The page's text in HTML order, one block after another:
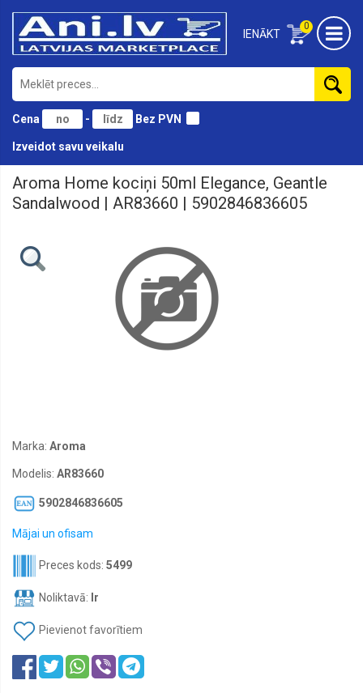
0
IENĀKT
Cena - Bez PVN
Izveidot savu veikalu
Aizmugurējas
Aizsarguzlīmes
lādētāji
Akustikas
sveces
Atslēgu
piekariņi
Atstarotāji
un
atstarojošās
vestes
Audio
FM
transmiteri
Auto
detailings
-
Aroma Home kociņi 50ml Elegance, Geantle
Sandalwood | AR83660 | 5902846836605
Marka: Aroma
Modelis: AR83660
5902846836605
Mājai un ofisam
Preces kods: 5499
Noliktavā: Ir
Pievienot favorītiem